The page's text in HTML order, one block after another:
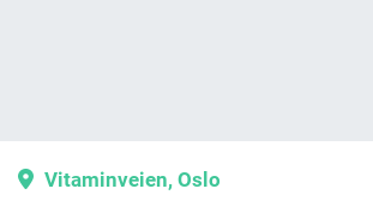
Vitaminveien, Oslo